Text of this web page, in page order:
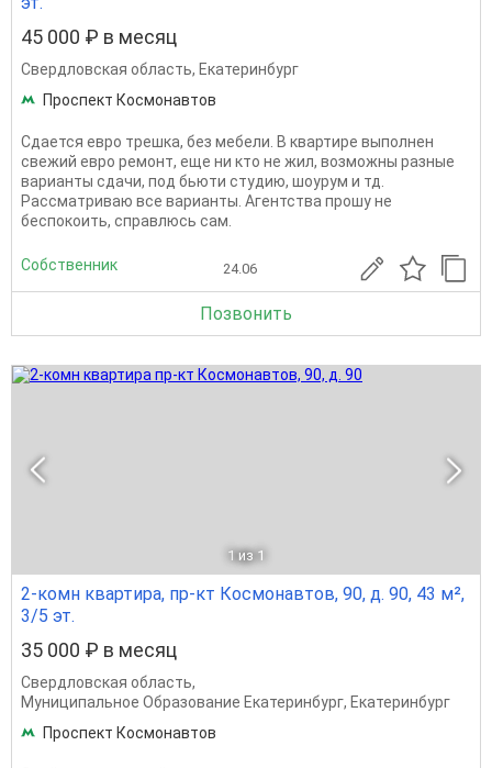
45 000 ₽ в месяц
Свердловская область, Екатеринбург
Проспект Космонавтов
Сдается евро трешка, без мебели. В квартире выполнен
свежий евро ремонт, еще ни кто не жил, возможны разные
варианты сдачи, под бьюти студию, шоурум и тд.
Рассматриваю все варианты. Агентства прошу не
беспокоить, справлюсь сам.
Собственник 24.06
Позвонить
1 из 1
2-комн квартира, пр-кт Космонавтов, 90, д. 90, 43 м²,
3/5 эт.
35 000 ₽ в месяц
Свердловская область,
Муниципальное Образование Екатеринбург, Екатеринбург
Проспект Космонавтов